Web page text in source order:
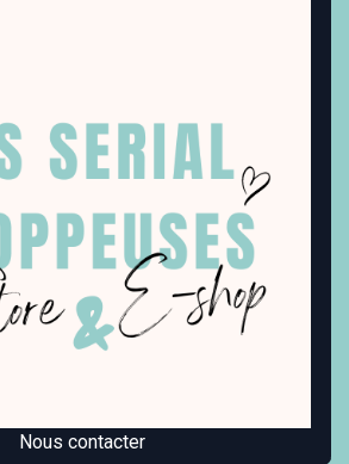
Nous contacter